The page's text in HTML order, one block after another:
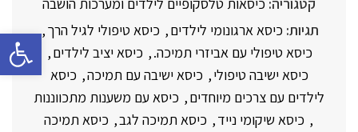
קטגוריה: כיסאות טלסקופיים לילדים ומערכות הושבה
תגיות: כיסא ארגונומי לילדים, כיסא טיפולי לגיל הרך,
כיסא טיפולי עם אביזרי תמיכה., כיסא יציב לילדים,
כיסא ישיבה טיפולי, כיסא ישיבה עם תמיכה, כיסא
לילדים עם צרכים מיוחדים, כיסא עם משענות מתכווננות
, כיסא שיקומי נייד, כיסא תמיכה לגב, כיסא תמיכה
פתח